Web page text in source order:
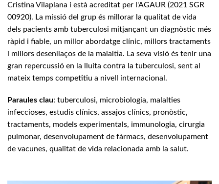
Cristina Vilaplana i està acreditat per l'AGAUR (2021 SGR
00920). La missió del grup és millorar la qualitat de vida
dels pacients amb tuberculosi mitjançant un diagnòstic més
ràpid i fiable, un millor abordatge clínic, millors tractaments
i millors desenllaços de la malaltia. La seva visió és tenir una
gran repercussió en la lluita contra la tuberculosi, sent al
mateix temps competitiu a nivell internacional.
Paraules clau: tuberculosi, microbiologia, malalties
infeccioses, estudis clínics, assajos clínics, pronòstic,
tractaments, models experimentals, immunologia, cirurgia
pulmonar, desenvolupament de fàrmacs, desenvolupament
de vacunes, qualitat de vida relacionada amb la salut.